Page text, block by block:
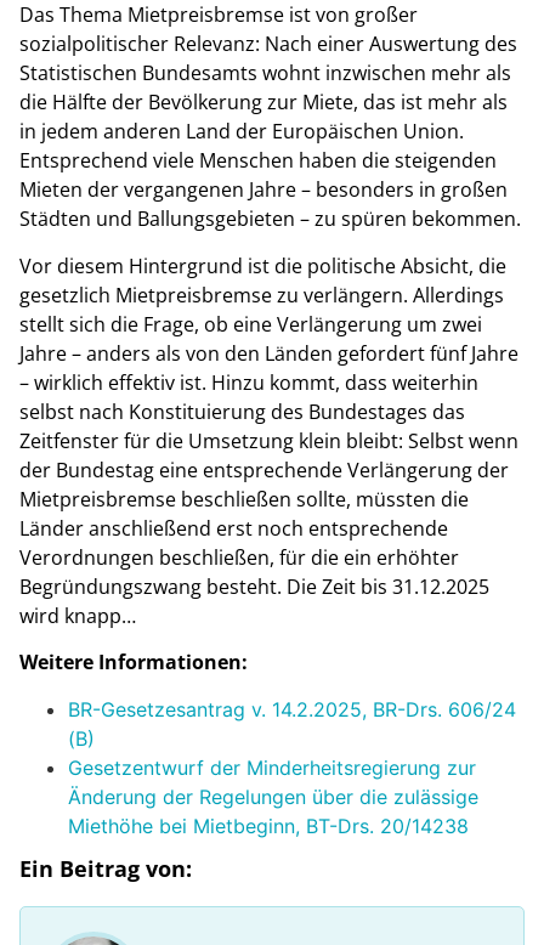
Das Thema Mietpreisbremse ist von großer
sozialpolitischer Relevanz: Nach einer Auswertung des
Statistischen Bundesamts wohnt inzwischen mehr als
die Hälfte der Bevölkerung zur Miete, das ist mehr als
in jedem anderen Land der Europäischen Union.
Entsprechend viele Menschen haben die steigenden
Mieten der vergangenen Jahre – besonders in großen
Städten und Ballungsgebieten – zu spüren bekommen.
Vor diesem Hintergrund ist die politische Absicht, die
gesetzlich Mietpreisbremse zu verlängern. Allerdings
stellt sich die Frage, ob eine Verlängerung um zwei
Jahre – anders als von den Länden gefordert fünf Jahre
– wirklich effektiv ist. Hinzu kommt, dass weiterhin
selbst nach Konstituierung des Bundestages das
Zeitfenster für die Umsetzung klein bleibt: Selbst wenn
der Bundestag eine entsprechende Verlängerung der
Mietpreisbremse beschließen sollte, müssten die
Länder anschließend erst noch entsprechende
Verordnungen beschließen, für die ein erhöhter
Begründungszwang besteht. Die Zeit bis 31.12.2025
wird knapp…
Weitere Informationen:
BR-Gesetzesantrag v. 14.2.2025, BR-Drs. 606/24
(B)
Gesetzentwurf der Minderheitsregierung zur
Änderung der Regelungen über die zulässige
Miethöhe bei Mietbeginn, BT-Drs. 20/14238
Ein Beitrag von: